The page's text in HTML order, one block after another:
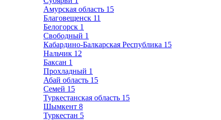
Амурская область 15
Благовещенск 11
Белогорск 1
Свободный 1
Кабардино-Балкарская Республика 15
Нальчик 12
Баксан 1
Прохладный 1
Абай область 15
Семей 15
Туркестанская область 15
Шымкент 8
Туркестан 5